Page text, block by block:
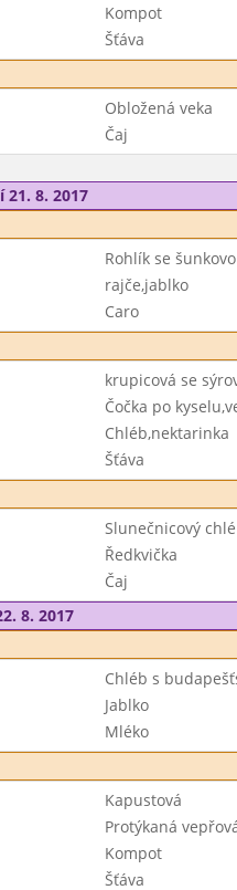
Kompot
Šťáva
Obložená veka
Čaj
21. 8. 2017
Rohlík se
rajče,jablko
Caro
krupicová se
Čočka po
Chléb,nektarinka
Šťáva
Slunečnicový
Ředkvička
Čaj
8. 2017
Chléb s
Jablko
Mléko
Kapustová
Protýkaná
Kompot
Šťáva